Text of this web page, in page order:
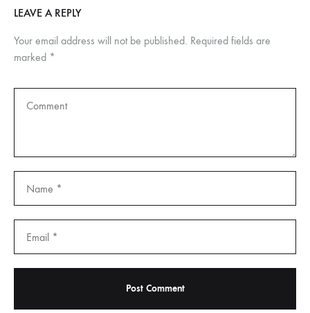
LEAVE A REPLY
Your email address will not be published. Required fields are
marked *